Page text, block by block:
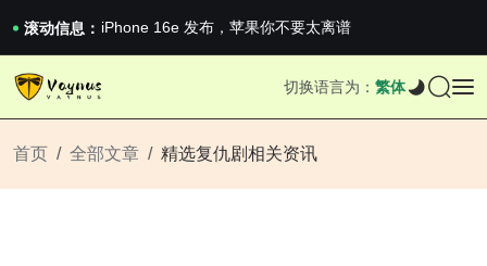
滚动信息： iPhone 16e 发布，苹果你不要太离谱
2026澳网男单收官：全满贯对上全满亚，德约...
《巅峰守卫 Highguard》正式上线，官...
切换语言为： 繁体
首页 全部文章 精选复仇剧相关资讯